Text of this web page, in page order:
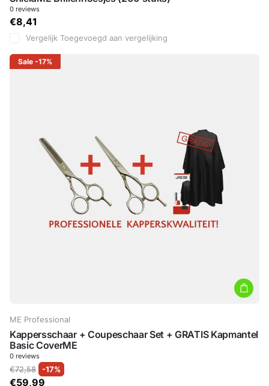
0 reviews
€8,41
Vergelijk Toegevoegd aan vergelijking
Sale -17%
ME Professional
Kappersschaar + Coupeschaar Set + GRATIS Kapmantel
Basic CoverME
0 reviews
€72,58 -17%
€59,99